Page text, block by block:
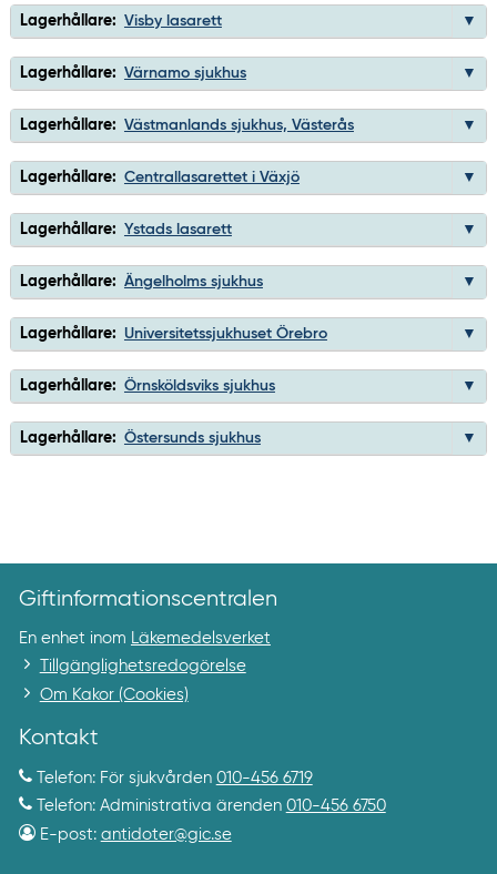
Lagerhållare: Visby lasarett
Lagerhållare: Värnamo sjukhus
Lagerhållare: Västmanlands sjukhus, Västerås
Lagerhållare: Centrallasarettet i Växjö
Lagerhållare: Ystads lasarett
Lagerhållare: Ängelholms sjukhus
Lagerhållare: Universitetssjukhuset Örebro
Lagerhållare: Örnsköldsviks sjukhus
Lagerhållare: Östersunds sjukhus
Giftinformationscentralen
En enhet inom
Läkemedelsverket
Tillgänglighetsredogörelse
Om Kakor (Cookies)
Kontakt
Telefon: För sjukvården 010-456 6719
Telefon: Administrativa ärenden 010-456 6750
E-post: antidoter@gic.se